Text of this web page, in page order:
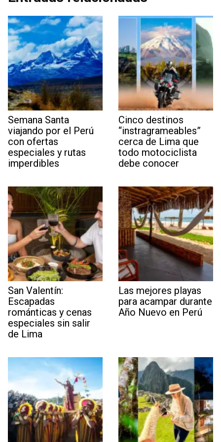
Semana Santa
viajando por el Perú
con ofertas
especiales y rutas
imperdibles
Cinco destinos
“instragrameables”
cerca de Lima que
todo motociclista
debe conocer
San Valentín:
Escapadas
románticas y cenas
especiales sin salir
de Lima
Las mejores playas
para acampar durante
Año Nuevo en Perú